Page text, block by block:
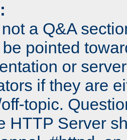
a Q&A
pointed
or
if they are
topic.
HTTP Server